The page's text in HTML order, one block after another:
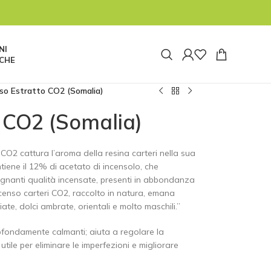
pausa e riapriremo alle ore 8:00 di lunedì
non saremo reperibili. Le spedizioni
di oggi 04/08 prima della pausa estiva.
Estratto CO2 (Somalia)
(Somalia)
CO2 cattura l’aroma della resina carteri nella sua
il 12% di acetato di incensolo, che
qualità incensate, presenti in abbondanza
carteri CO2, raccolto in natura, emana
dolci ambrate, orientali e molto maschili.”
calmanti; aiuta a regolare la
per eliminare le imperfezioni e migliorare